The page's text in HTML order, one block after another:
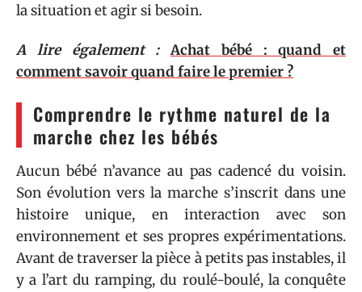
la situation et agir si besoin.
A lire également :
Achat bébé : quand et
comment savoir quand faire le premier ?
Comprendre le rythme naturel de la
marche chez les bébés
Aucun bébé n’avance au pas cadencé du voisin.
Son évolution vers la marche s’inscrit dans une
histoire unique, en interaction avec son
environnement et ses propres expérimentations.
Avant de traverser la pièce à petits pas instables, il
y a l’art du ramping, du roulé-boulé, la conquête